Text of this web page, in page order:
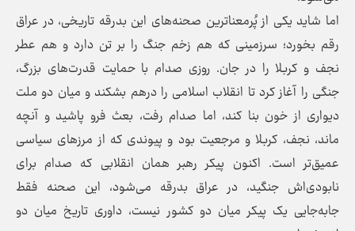
اما شاید یکی از پُرمعناترین صحنه‌های این بدرقه تاریخی، در عراق
رقم بخورد؛ سرزمینی که هم زخم جنگ را بر تن دارد و هم عطر
نجف و کربلا را در جان. روزی صدام با حمایت قدرت‌های بزرگ،
جنگی را آغاز کرد تا انقلاب اسلامی را درهم بشکند و میان دو ملت
دیواری از خون بنا کند، اما صدام رفت، بعث فرو پاشید و آنچه
ماند، نجف، کربلا و مرجعیت بود و پیوندی که از مرزهای سیاسی
عمیق‌تر است. اکنون پیکر رهبر همان انقلابی که صدام برای
نابودی‌اش جنگید، در عراق بدرقه می‌شود، این صحنه فقط
جابه‌جایی یک پیکر میان دو کشور نیست، داوری تاریخ میان دو